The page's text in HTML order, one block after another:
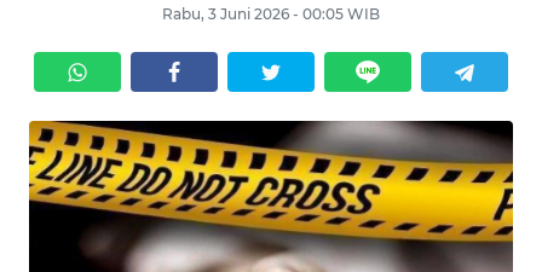
Rabu, 3 Juni 2026 - 00:05 WIB
KRIMINAL
EKUIN
SAINS-TEKNO
KESEHATAN